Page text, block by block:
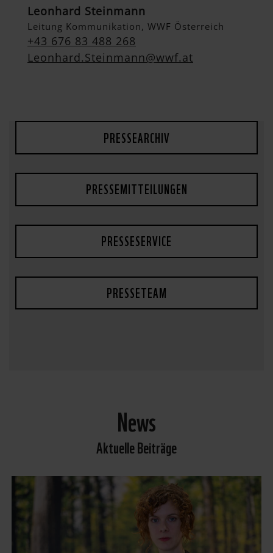
Leonhard Steinmann
Leitung Kommunikation, WWF Österreich
+43 676 83 488 268
Leonhard.Steinmann@wwf.at
PRESSEARCHIV
PRESSEMITTEILUNGEN
PRESSESERVICE
PRESSETEAM
News
Aktuelle Beiträge